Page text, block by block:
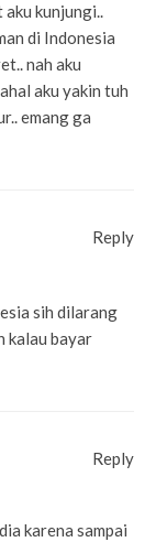
kunjungi..
di Indonesia
nah aku
aku yakin tuh
emang ga
sih dilarang
kalau bayar
Reply
karena sampai
Reply